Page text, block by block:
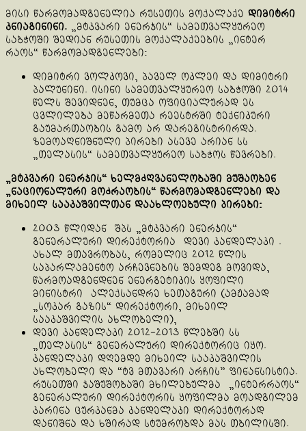
მისი წარმომადგენელია რუსეთის მოქალაქე დიმიტრი
კნიაგინინი. „მტკვარი ენერჯის“ სამეთვალყურეო
საბჭოში შედიან რუსეთის მოქალაქეების „ინტერ
რაოს“ წარმომადგენლები:
დიმიტრი ვოლკოვი, პაველ ოკლეი და დიმიტრი
პალუნინი. ისინი სამეთვალყურეო საბჭოში 2014
წელს შევიდნენ, თუმცა ოფიციალურად ეს
ცვლილება მეწარმეთა რეესტრში ტექნიკური
გაუმართაობის გამო არ დარეგისტრირდა.
ზემოაღნიშნული პირები ასევე არიან სს
„თელასის“ სამეთვალყურეო საბჭოს წევრები.
„მტკვარი ენერჯის“ ხელმძღვანელობაში მუშაობენ
„ნაციონალური მოძრაობის“ წარმომადგენლები და
მიხეილ სააკაშვილთან დაახლოებული პირები:
2003 წლიდან შპს „მტკვარი ენერჯის“
გენერალური დირექტორია დევი კანდელაკი .
ახალ მთავრობას, რომელიც 2012 წლის
საპარლამენტო არჩევნების შემდეგ მოვიდა,
წარმოადგენდნენ ენერგეტიკის ყოფილი
მინისტრი ალექსანდრე ხეთაგური (ამჟამად
„სოკარ გაზის“ დირექტორი, მიხეილ
სააკაშვილის ახლობელი),
დევი კანდელაკი 2012-2013 წლებში სს
„თელასის“ გენერალური დირექტორიც იყო.
კანდელაკი დღემდე მიხეილ სააკაშვილის
ახლობელი და “ტვ მთავარი არჩის” ფინანსისტია.
რუსეთში ჯაშუშობაში მხილებულმა „ინტერრაოს“
გენერალური დირექტორის ყოფილმა მოადგილემ
კარინა ცურკანმა კანდელაკი დირექტორად
დანიშნა და ხშირად სტუმრობდა მას თბილისში.